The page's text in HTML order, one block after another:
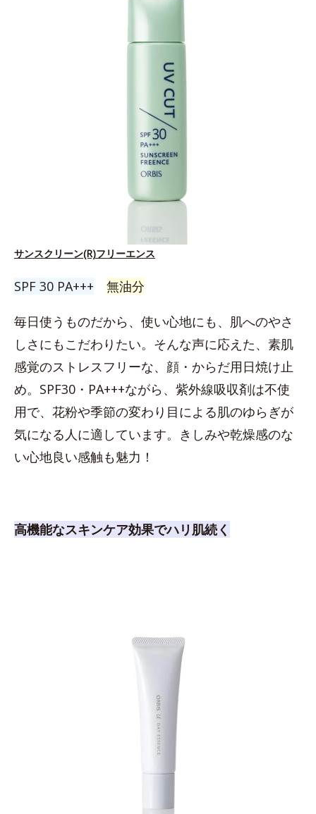
サンスクリーン(R)フリーエンス
SPF 30 PA+++ 無油分
毎日使うものだから、使い心地にも、肌へのやさ
しさにもこだわりたい。そんな声に応えた、素肌
感覚のストレスフリーな、顔・からだ用日焼け止
め。SPF30・PA+++ながら、紫外線吸収剤は不使
用で、花粉や季節の変わり目による肌のゆらぎが
気になる人に適しています。きしみや乾燥感のな
い心地良い感触も魅力！
高機能なスキンケア効果でハリ肌続く